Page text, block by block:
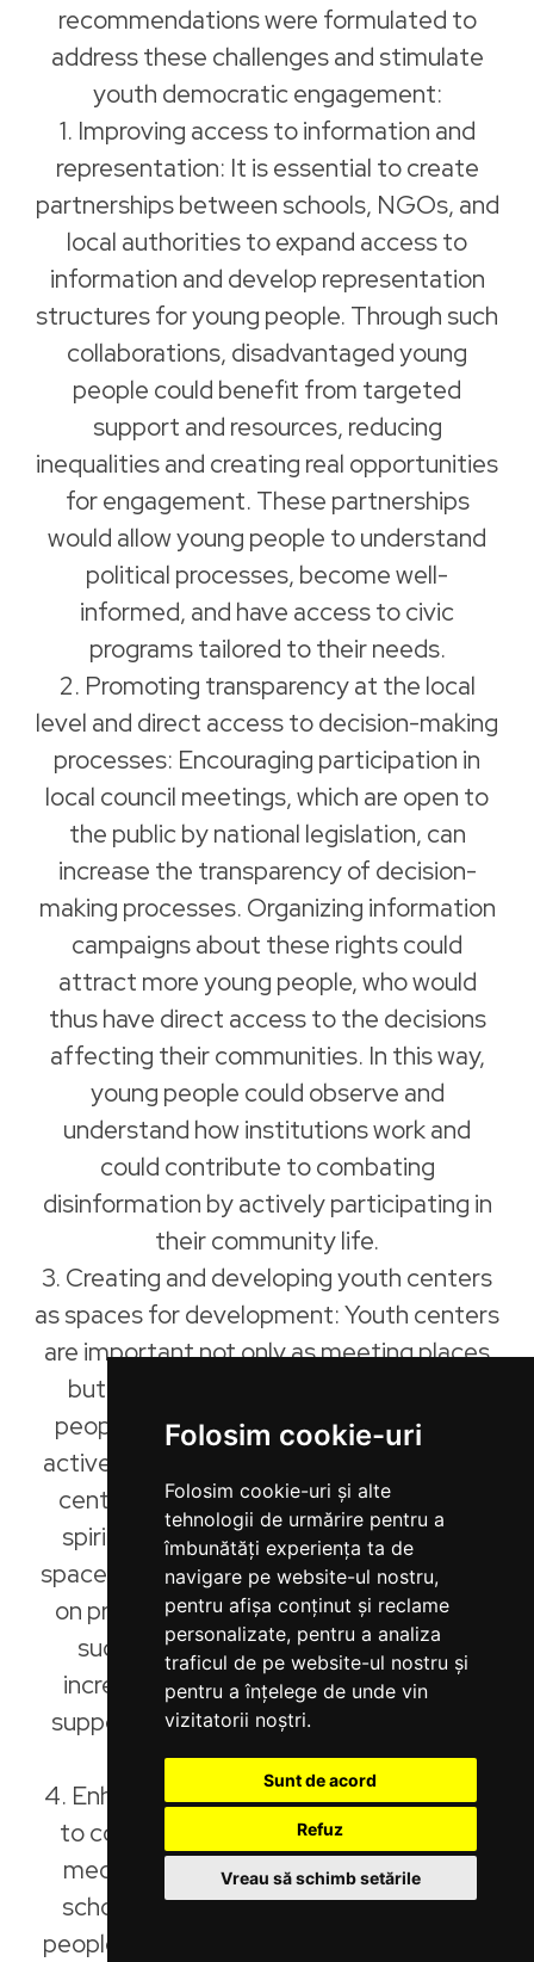
Folosim cookie-uri
Folosim cookie-uri și alte
tehnologii de urmărire pentru a
îmbunătăți experiența ta de
navigare pe website-ul nostru,
pentru afișa conținut și reclame
personalizate, pentru a analiza
traficul de pe website-ul nostru și
pentru a înțelege de unde vin
vizitatorii noștri.
Sunt de acord
Refuz
Vreau să schimb setările
recommendations were formulated to
address these challenges and stimulate
youth democratic engagement:
1. Improving access to information and
representation: It is essential to create
partnerships between schools, NGOs, and
local authorities to expand access to
information and develop representation
structures for young people. Through such
collaborations, disadvantaged young
people could benefit from targeted
support and resources, reducing
inequalities and creating real opportunities
for engagement. These partnerships
would allow young people to understand
political processes, become well-
informed, and have access to civic
programs tailored to their needs.
2. Promoting transparency at the local
level and direct access to decision-making
processes: Encouraging participation in
local council meetings, which are open to
the public by national legislation, can
increase the transparency of decision-
making processes. Organizing information
campaigns about these rights could
attract more young people, who would
thus have direct access to the decisions
affecting their communities. In this way,
young people could observe and
understand how institutions work and
could contribute to combating
disinformation by actively participating in
their community life.
3. Creating and developing youth centers
as spaces for development: Youth centers
are important not only as meeting places
but also as safe spaces where young
people can develop civic initiatives and
actively engage in the community. These
centers support the formation of civic
spirit and provide young people with a
space to share their ideas and collaborate
on projects with social impact. Through
such initiatives, these centers help
increase democratic involvement and
support the inclusion of young people in
decision-making processes.
4. Enhancing media and digital education
to combat disinformation: Introducing
media education and digital literacy in
schools is crucial for protecting young
people from the impact of fake news and